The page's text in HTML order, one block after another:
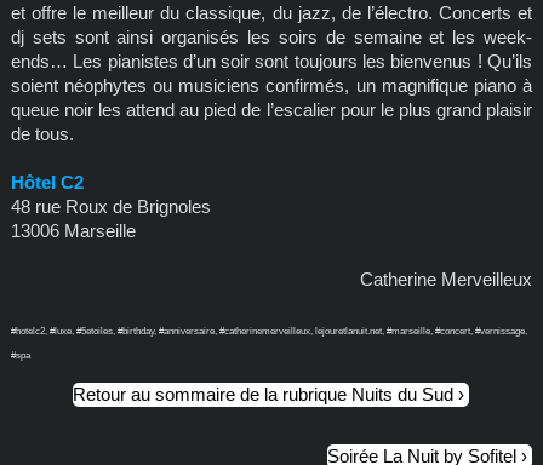
et offre le meilleur du classique, du jazz, de l’électro. Concerts et
dj sets sont ainsi organisés les soirs de semaine et les week-
ends… Les pianistes d’un soir sont toujours les bienvenus ! Qu’ils
soient néophytes ou musiciens confirmés, un magnifique piano à
queue noir les attend au pied de l’escalier pour le plus grand plaisir
de tous.
Hôtel C2
48 rue Roux de Brignoles
13006 Marseille
Catherine Merveilleux
#hotelc2, #luxe, #5etoiles, #birthday, #anniversaire, #catherinemerveilleux, lejouretlanuit.net, #marseille, #concert, #vernissage,
#spa
Retour au sommaire de la rubrique Nuits du Sud
Soirée La Nuit by Sofitel